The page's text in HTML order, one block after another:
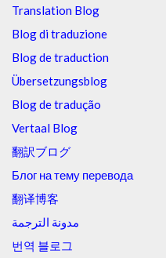
Translation Blog
Blog di traduzione
Blog de traduction
Übersetzungsblog
Blog de tradução
Vertaal Blog
翻訳ブログ
Блог на тему перевода
翻译博客
مدونة الترجمة
번역 블로그